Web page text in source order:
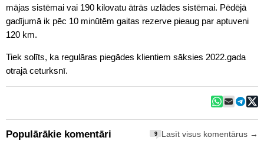
mājas sistēmai vai 190 kilovatu ātrās uzlādes sistēmai. Pēdējā
gadījumā ik pēc 10 minūtēm gaitas rezerve pieaug par aptuveni
120 km.
Tiek solīts, ka regulāras piegādes klientiem sāksies 2022.gada
otrajā ceturksnī.
Populārākie komentāri 9 Lasīt visus komentārus →